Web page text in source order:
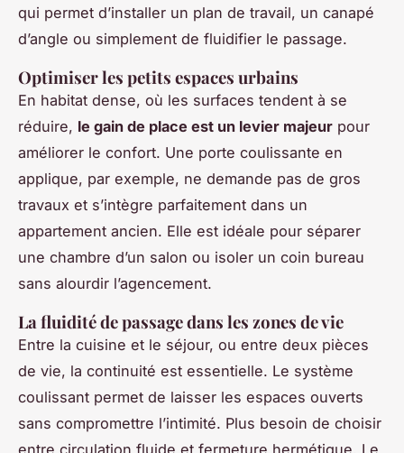
qui permet d’installer un plan de travail, un canapé
d’angle ou simplement de fluidifier le passage.
Optimiser les petits espaces urbains
En habitat dense, où les surfaces tendent à se
réduire, le gain de place est un levier majeur pour
améliorer le confort. Une porte coulissante en
applique, par exemple, ne demande pas de gros
travaux et s’intègre parfaitement dans un
appartement ancien. Elle est idéale pour séparer
une chambre d’un salon ou isoler un coin bureau
sans alourdir l’agencement.
La fluidité de passage dans les zones de vie
Entre la cuisine et le séjour, ou entre deux pièces
de vie, la continuité est essentielle. Le système
coulissant permet de laisser les espaces ouverts
sans compromettre l’intimité. Plus besoin de choisir